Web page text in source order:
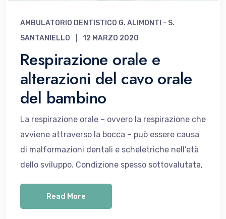
AMBULATORIO DENTISTICO G. ALIMONTI - S.
SANTANIELLO
12 MARZO 2020
Respirazione orale e
alterazioni del cavo orale
del bambino
La respirazione orale – ovvero la respirazione che
avviene attraverso la bocca – può essere causa
di malformazioni dentali e scheletriche nell’età
dello sviluppo. Condizione spesso sottovalutata,
Read More